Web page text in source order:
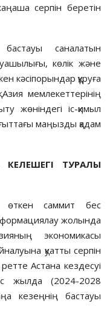
серпін беретін
саналатын
көлік және
кәсіпорындар құруға
мемлекеттерінің
жөніндегі іс-қи­мыл
маңызды қадам
КЕЛЕШЕГІ ТУРАЛЫ
саммит бес
жолында
экономикасы
қуат­ты серпін
Астана кезде­суі
жылда (2024-2028
кезеңнің бастауы